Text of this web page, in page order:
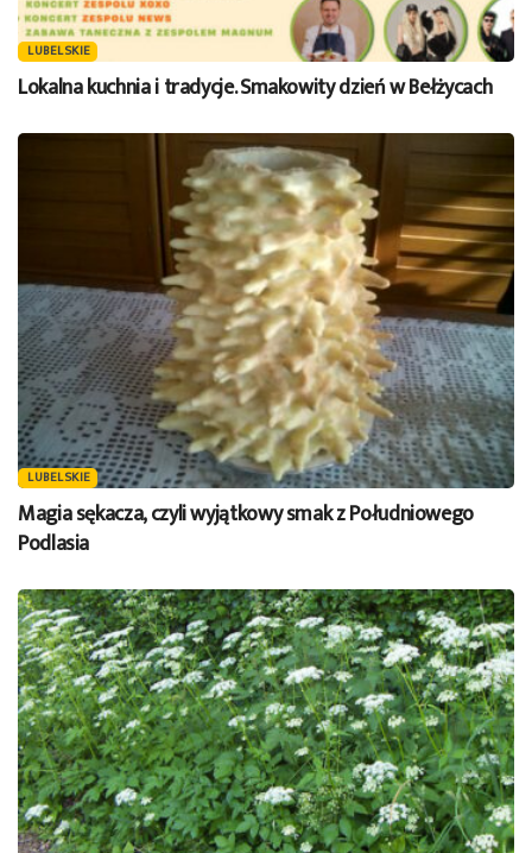
LUBELSKIE
Lokalna kuchnia i tradycje. Smakowity dzień w Bełżycach
LUBELSKIE
Magia sękacza, czyli wyjątkowy smak z Południowego
Podlasia